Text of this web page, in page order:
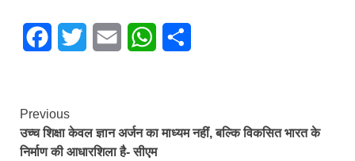
FacebookTwitter Email WhatsApp
Continue
Reading
Previous
उच्च शिक्षा केवल ज्ञान अर्जन का माध्यम नहीं, बल्कि विकसित भारत के
निर्माण की आधारशिला है- सीएम